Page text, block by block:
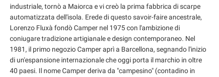
industriale, tornò a Maiorca e vi creò la prima fabbrica di scarpe
automatizzata dell'isola. Erede di questo savoir-faire ancestrale,
Lorenzo Fluxà fondò Camper nel 1975 con l'ambizione di
coniugare tradizione artigianale e design contemporaneo. Nel
1981, il primo negozio Camper aprì a Barcellona, segnando l'inizio
di un'espansione internazionale che oggi porta il marchio in oltre
40 paesi. Il nome Camper deriva da "campesino" (contadino in